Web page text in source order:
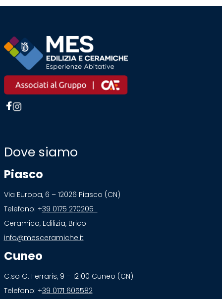
Dove siamo
Piasco
Via Europa, 6 – 12026 Piasco (CN)
Telefono: +39 0175 270205
Ceramica, Edilizia, Brico
info@mesceramiche.it
Cuneo
C.so G. Ferraris, 9 – 12100 Cuneo (CN)
Telefono: +39 0171 605582